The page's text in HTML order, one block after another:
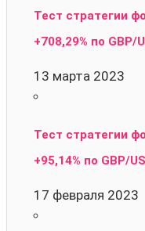
Тест стратегии
+708,29% по GBP/
13 марта 2023
Тест стратегии
+95,14% по GBP/
17 февраля 2023